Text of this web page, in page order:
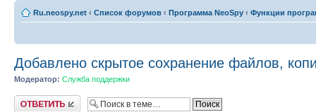
Ru.neospy.net ‹ Список форумов ‹ Программа NeoSpy ‹ Функции
Добавлено скрытое сохранение файлов,
Модератор: Служба поддержки
Ответить